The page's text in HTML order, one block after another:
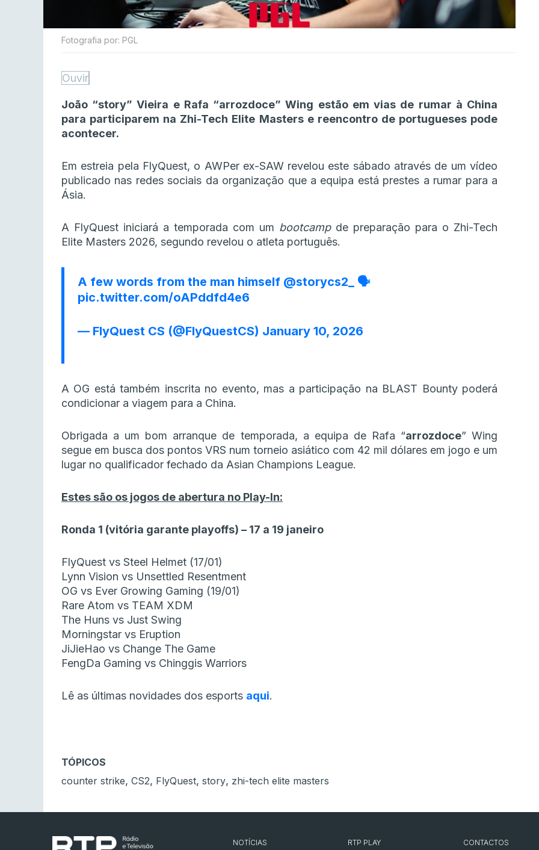
Fotografia por: PGL
Ouvir
João “story” Vieira e Rafa “arrozdoce” Wing estão em vias de rumar à China
para participarem na Zhi-Tech Elite Masters e reencontro de portugueses pode
acontecer.
Em estreia pela FlyQuest, o AWPer ex-SAW revelou este sábado através de um vídeo
publicado nas redes sociais da organização que a equipa está prestes a rumar para a
Ásia.
A FlyQuest iniciará a temporada com um bootcampde preparação para o Zhi-Tech
Elite Masters 2026, segundo revelou o atleta português.
A few words from the man himself @storycs2_ 🗣️
pic.twitter.com/oAPddfd4e6
— FlyQuest CS (@FlyQuestCS) January 10, 2026
A OG está também inscrita no evento, mas a participação na BLAST Bounty poderá
condicionar a viagem para a China.
Obrigada a um bom arranque de temporada, a equipa de Rafa “arrozdoce” Wing
segue em busca dos pontos VRS num torneio asiático com 42 mil dólares em jogo e um
lugar no qualificador fechado da Asian Champions League.
Estes são os jogos de abertura no Play-In:
Ronda 1 (vitória garante playoffs) – 17 a 19 janeiro
FlyQuest vs Steel Helmet (17/01)
Lynn Vision vs Unsettled Resentment
OG vs Ever Growing Gaming (19/01)
Rare Atom vs TEAM XDM
The Huns vs Just Swing
Morningstar vs Eruption
JiJieHao vs Change The Game
FengDa Gaming vs Chinggis Warriors
Lê as últimas novidades dos esports aqui.
TÓPICOS
counter strike, CS2, FlyQuest, story, zhi-tech elite masters
NOTÍCIAS RTP PLAY CONTACTOS